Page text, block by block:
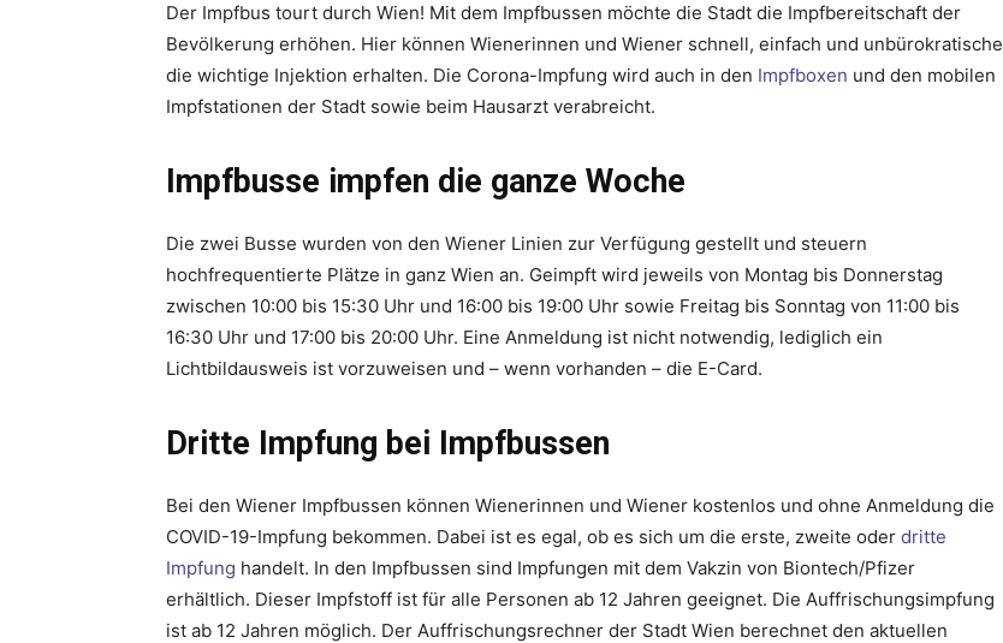
Der Impfbus tourt durch Wien! Mit dem Impfbussen möchte die Stadt die Impfbereitschaft der
Bevölkerung erhöhen. Hier können Wienerinnen und Wiener schnell, einfach und unbürokratische
die wichtige Injektion erhalten. Die Corona-Impfung wird auch in den Impfboxen und den mobilen
Impfstationen der Stadt sowie beim Hausarzt verabreicht.
Impfbusse impfen die ganze Woche
Die zwei Busse wurden von den Wiener Linien zur Verfügung gestellt und steuern
hochfrequentierte Plätze in ganz Wien an. Geimpft wird jeweils von Montag bis Donnerstag
zwischen 10:00 bis 15:30 Uhr und 16:00 bis 19:00 Uhr sowie Freitag bis Sonntag von 11:00 bis
16:30 Uhr und 17:00 bis 20:00 Uhr. Eine Anmeldung ist nicht notwendig, lediglich ein
Lichtbildausweis ist vorzuweisen und – wenn vorhanden – die E-Card.
Dritte Impfung bei Impfbussen
Bei den Wiener Impfbussen können Wienerinnen und Wiener kostenlos und ohne Anmeldung die
COVID-19-Impfung bekommen. Dabei ist es egal, ob es sich um die erste, zweite oder dritte
Impfung handelt. In den Impfbussen sind Impfungen mit dem Vakzin von Biontech/Pfizer
erhältlich. Dieser Impfstoff ist für alle Personen ab 12 Jahren geeignet. Die Auffrischungsimpfung
ist ab 12 Jahren möglich. Der Auffrischungsrechner der Stadt Wien berechnet den aktuellen